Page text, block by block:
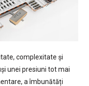
complexitate și
unei presiuni tot mai
a îmbunătăți